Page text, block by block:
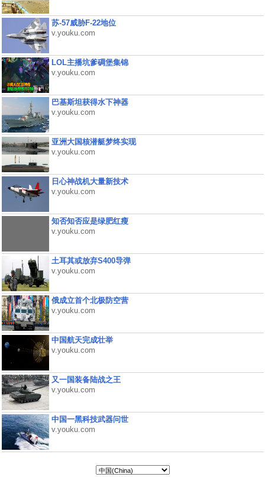
苏-57威胁F-22地位
v.youku.com
LOL主播坑爹碉堡集锦
v.youku.com
巴基斯坦获得水下神器
v.youku.com
亚洲大国核潜艇梦终实现
v.youku.com
日心神战机大量新技术
v.youku.com
知否知否应是绿肥红瘦
v.youku.com
土耳其或放弃S400导弹
v.youku.com
俄成立首个北极防空营
v.youku.com
中国航天完成壮举
v.youku.com
又一国装备陆战之王
v.youku.com
中国一黑科技武器问世
v.youku.com